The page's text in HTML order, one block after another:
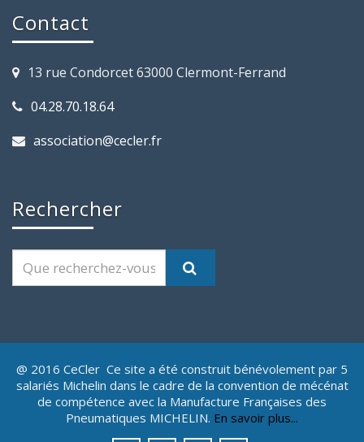
Contact
13 rue Condorcet 63000 Clermont-Ferrand
04.28.70.18.64
association@cecler.fr
Rechercher
@ 2016 CeCler Ce site a été construit bénévolement par 5
salariés Michelin dans le cadre de la convention de mécénat
de compétence avec la Manufacture Françaises des
Pneumatiques MICHELIN. En savoir plus...